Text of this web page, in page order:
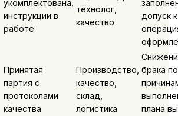
укомплектована,
инструкции в
работе
технолог,
качество
допуск к
Принятая
партия с
протоколами
качества
Производство,
качество,
склад,
логистика
брака по
плана